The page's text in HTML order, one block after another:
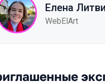
Елена
WebElArt